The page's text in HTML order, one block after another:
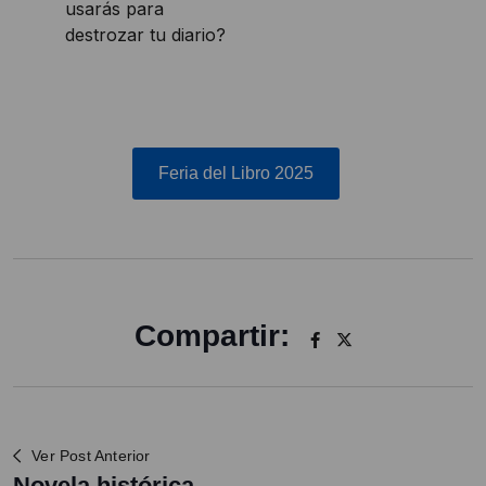
usarás para
destrozar tu diario?
Feria del Libro 2025
Compartir:
Ver Post Anterior